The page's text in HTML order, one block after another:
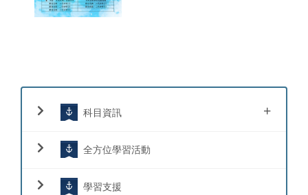
科目資訊 +
全方位學習活動
學習支援